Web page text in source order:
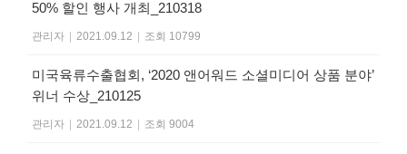
50% 할인 행사 개최_210318
관리자 2021.09.12 조회 10799
미국육류수출협회, ‘2020 앤어워드 소셜미디어 상품 분야’
위너 수상_210125
관리자 2021.09.12 조회 9004